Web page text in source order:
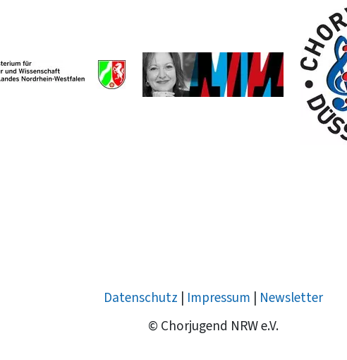
Datenschutz | Impressum | Newsletter
© Chorjugend NRW e.V.